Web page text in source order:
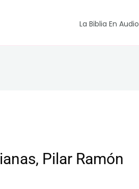
La Biblia En Audio
Pilar Ramón